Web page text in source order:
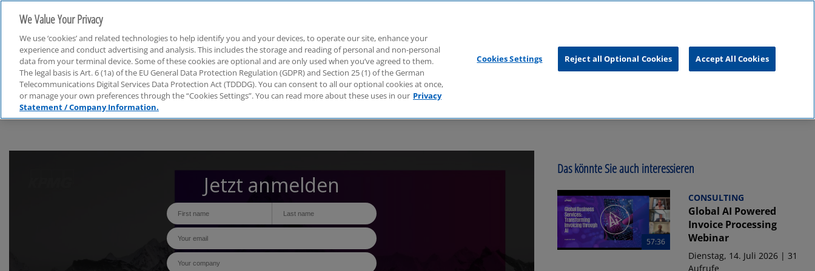
Handel & Konsumgüter
Das könnte Sie auch interessieren
57:36
CONSULTING
Global AI Powered
Invoice Processing
Webinar
Dienstag, 14. Juli 2026 | 31
Aufrufe
We Value Your Privacy
We use ‘cookies’ and related technologies to help identify you and your devices, to operate our site, enhance your
experience and conduct advertising and analysis. This includes the storage and reading of personal and non-personal
data from your terminal device. Some of these cookies are optional and are only used when you’ve agreed to them.
The legal basis is Art. 6 (1a) of the EU General Data Protection Regulation (GDPR) and Section 25 (1) of the German
Telecommunications Digital Services Data Protection Act (TDDDG). You can consent to all our optional cookies at once,
or manage your own preferences through the “Cookies Settings”. You can read more about these uses in our Privacy
Statement / Company Information.
Cookies Settings Reject all Optional Cookies Accept All Cookies